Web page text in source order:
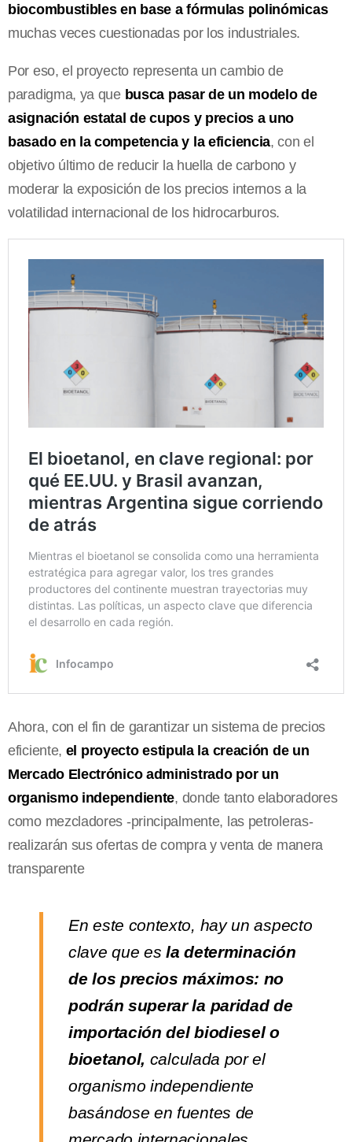
biocombustibles en base a fórmulas polinómicas
muchas veces cuestionadas por los industriales.
Por eso, el proyecto representa un cambio de
paradigma, ya que busca pasar de un modelo de
asignación estatal de cupos y precios a uno
basado en la competencia y la eficiencia, con el
objetivo último de reducir la huella de carbono y
moderar la exposición de los precios internos a la
volatilidad internacional de los hidrocarburos.
Ahora, con el fin de garantizar un sistema de precios
eficiente, el proyecto estipula la creación de un
Mercado Electrónico administrado por un
organismo independiente, donde tanto elaboradores
como mezcladores -principalmente, las petroleras-
realizarán sus ofertas de compra y venta de manera
transparente
En este contexto, hay un aspecto
clave que esla determinación
de los precios máximos: no
podrán superar la paridad de
importación del biodiesel o
bioetanol, calculada por el
organismo independiente
basándose en fuentes de